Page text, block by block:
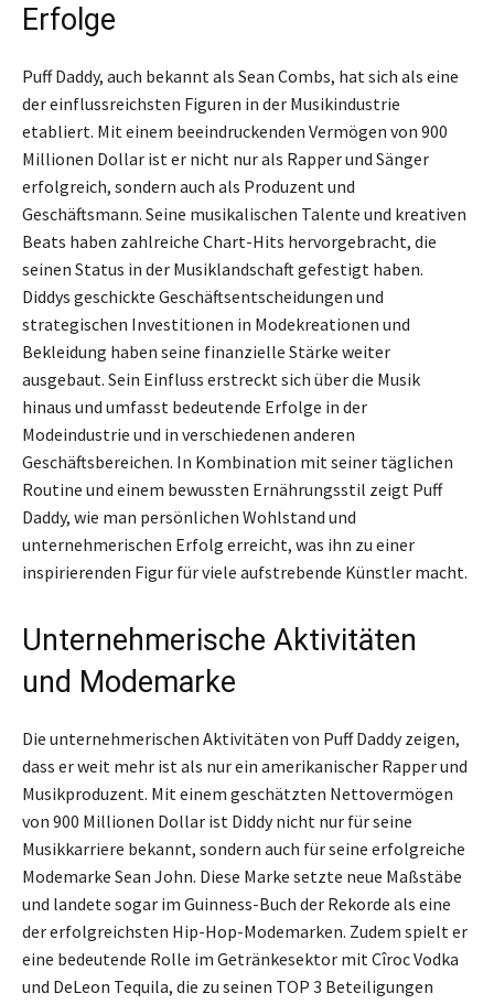
Erfolge
Puff Daddy, auch bekannt als Sean Combs, hat sich als eine
der einflussreichsten Figuren in der Musikindustrie
etabliert. Mit einem beeindruckenden Vermögen von 900
Millionen Dollar ist er nicht nur als Rapper und Sänger
erfolgreich, sondern auch als Produzent und
Geschäftsmann. Seine musikalischen Talente und kreativen
Beats haben zahlreiche Chart-Hits hervorgebracht, die
seinen Status in der Musiklandschaft gefestigt haben.
Diddys geschickte Geschäftsentscheidungen und
strategischen Investitionen in Modekreationen und
Bekleidung haben seine finanzielle Stärke weiter
ausgebaut. Sein Einfluss erstreckt sich über die Musik
hinaus und umfasst bedeutende Erfolge in der
Modeindustrie und in verschiedenen anderen
Geschäftsbereichen. In Kombination mit seiner täglichen
Routine und einem bewussten Ernährungsstil zeigt Puff
Daddy, wie man persönlichen Wohlstand und
unternehmerischen Erfolg erreicht, was ihn zu einer
inspirierenden Figur für viele aufstrebende Künstler macht.
Unternehmerische Aktivitäten
und Modemarke
Die unternehmerischen Aktivitäten von Puff Daddy zeigen,
dass er weit mehr ist als nur ein amerikanischer Rapper und
Musikproduzent. Mit einem geschätzten Nettovermögen
von 900 Millionen Dollar ist Diddy nicht nur für seine
Musikkarriere bekannt, sondern auch für seine erfolgreiche
Modemarke Sean John. Diese Marke setzte neue Maßstäbe
und landete sogar im Guinness-Buch der Rekorde als eine
der erfolgreichsten Hip-Hop-Modemarken. Zudem spielt er
eine bedeutende Rolle im Getränkesektor mit Cîroc Vodka
und DeLeon Tequila, die zu seinen TOP 3 Beteiligungen